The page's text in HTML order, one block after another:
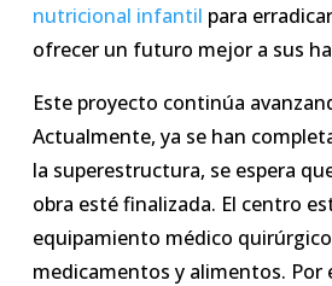
nutricional infantil para
ofrecer un futuro mejor a sus
Este proyecto continúa
Actualmente, ya se han
la superestructura, se espera
obra esté finalizada. El centro
equipamiento médico
medicamentos y alimentos. Por